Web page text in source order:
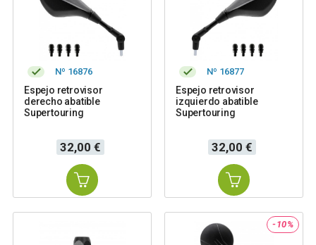
Nº 16876
Espejo retrovisor
derecho abatible
Supertouring
Precio
32,00 €
Nº 16877
Espejo retrovisor
izquierdo abatible
Supertouring
Precio
32,00 €
-10%